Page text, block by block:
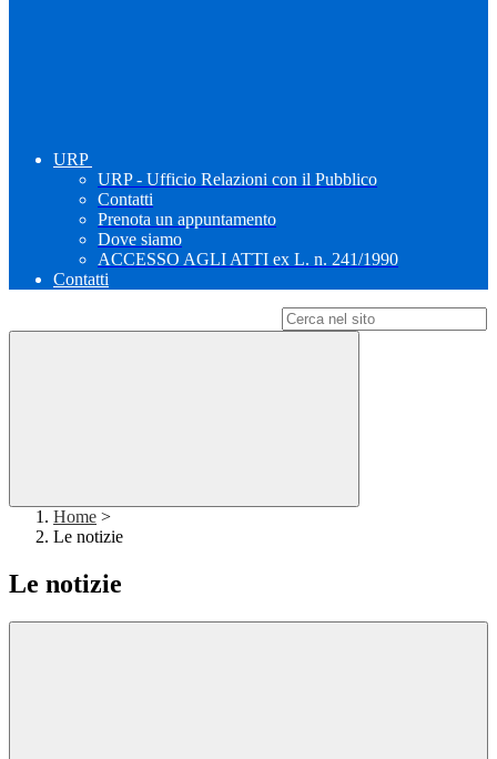
URP
URP - Ufficio Relazioni con il Pubblico
Contatti
Prenota un appuntamento
Dove siamo
ACCESSO AGLI ATTI ex L. n. 241/1990
Contatti
Home >
Le notizie
Le notizie